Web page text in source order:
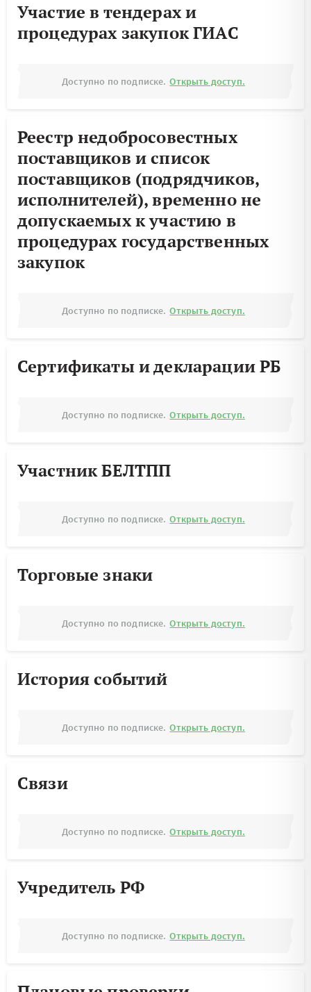
Участие в тендерах и
процедурах закупок ГИАС
Доступно по подписке. Открыть доступ.
Реестр недобросовестных
поставщиков и список
поставщиков (подрядчиков,
исполнителей), временно не
допускаемых к участию в
процедурах государственных
закупок
Доступно по подписке. Открыть доступ.
Сертификаты и декларации РБ
Доступно по подписке. Открыть доступ.
Участник БЕЛТПП
Доступно по подписке. Открыть доступ.
Торговые знаки
Доступно по подписке. Открыть доступ.
История событий
Доступно по подписке. Открыть доступ.
Связи
Доступно по подписке. Открыть доступ.
Учредитель РФ
Доступно по подписке. Открыть доступ.